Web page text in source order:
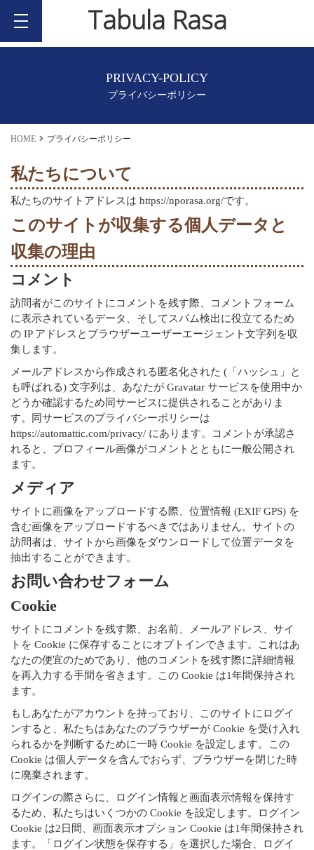
Tabula Rasa
PRIVACY-POLICY
プライバシーポリシー
HOME プライバシーポリシー
私たちについて
私たちのサイトアドレスは https://nporasa.org/です。
このサイトが収集する個人データと
収集の理由
コメント
訪問者がこのサイトにコメントを残す際、コメントフォーム
に表示されているデータ、そしてスパム検出に役立てるため
の IP アドレスとブラウザーユーザーエージェント文字列を収
集します。
メールアドレスから作成される匿名化された (「ハッシュ」と
も呼ばれる) 文字列は、あなたが Gravatar サービスを使用中か
どうか確認するため同サービスに提供されることがありま
す。同サービスのプライバシーポリシーは
https://automattic.com/privacy/ にあります。コメントが承認さ
れると、プロフィール画像がコメントとともに一般公開され
ます。
メディア
サイトに画像をアップロードする際、位置情報 (EXIF GPS) を
含む画像をアップロードするべきではありません。サイトの
訪問者は、サイトから画像をダウンロードして位置データを
抽出することができます。
お問い合わせフォーム
Cookie
サイトにコメントを残す際、お名前、メールアドレス、サイ
トを Cookie に保存することにオプトインできます。これはあ
なたの便宜のためであり、他のコメントを残す際に詳細情報
を再入力する手間を省きます。この Cookie は1年間保持され
ます。
もしあなたがアカウントを持っており、このサイトにログイ
ンすると、私たちはあなたのブラウザーが Cookie を受け入れ
られるかを判断するために一時 Cookie を設定します。この
Cookie は個人データを含んでおらず、ブラウザーを閉じた時
に廃棄されます。
ログインの際さらに、ログイン情報と画面表示情報を保持す
るため、私たちはいくつかの Cookie を設定します。ログイン
Cookie は2日間、画面表示オプション Cookie は1年間保持され
ます。「ログイン状態を保存する」を選択した場合、ログイ